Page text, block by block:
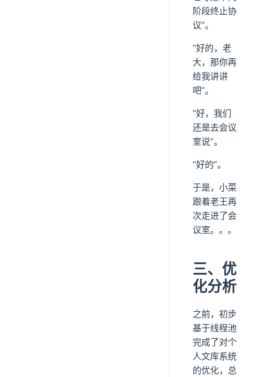
阶段终止协
议”。
“好的，老
大，那你再
给我讲讲
吧”。
“好，我们
还是去会议
室说”。
“好的”。
于是，小菜
跟着老王再
次走进了会
议室。。。
三、优
化分析
之前，初步
基于线程池
完成了对个
人文库系统
的优化，总